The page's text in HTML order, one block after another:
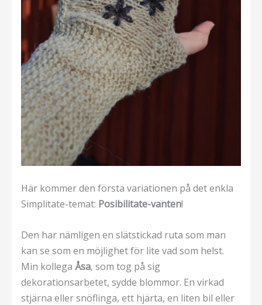
Här kommer den första variationen på det enkla
Simplitate-temat: Posibilitate-vanten!
Den har nämligen en slätstickad ruta som man
kan se som en möjlighet för lite vad som helst.
Min kollega Åsa, som tog på sig
dekorationsarbetet, sydde blommor. En virkad
stjärna eller snöflinga, ett hjärta, en liten bil eller